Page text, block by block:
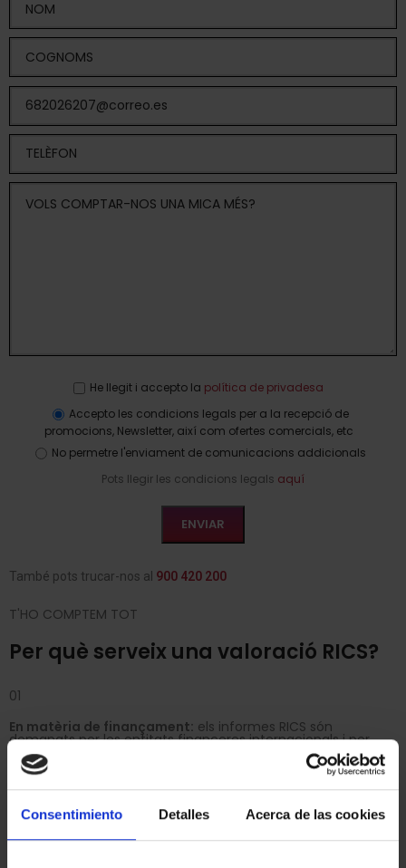
Consentimiento Detalles Acerca de las cookies
He llegit i accepto la política de privadesa
Accepto les condicions legals per a la recepció de
promocions, Newsletter, així com ofertes comercials, etc
No permetre l'enviament de comunicacions addicionals
Pots llegir les condicions legals aquí
També pots trucar-nos al 900 420 200
T'HO COMPTEM TOT
Per què serveix una valoració RICS?
01
En matèria de finançament: els informes RICS són
demanats per les entitats financeres internacionals i per
part de les entitats nacionals com a complement a les
taxacions ECO.
02
adquisicions, vendes i lloguer. Poder conèixer els riscos